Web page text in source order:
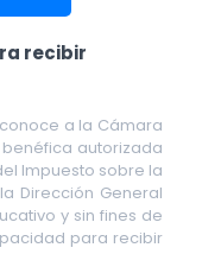
recibir
a la Cámara
autorizada
Impuesto sobre la
Dirección General
y sin fines de
para recibir